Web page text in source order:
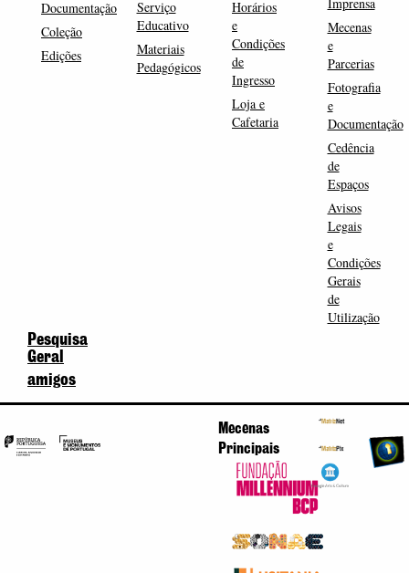
Documentação
Coleção
Edições
Serviço
Educativo
Materiais
Pedagógicos
Horários
e
Condições
de
Ingresso
Loja e
Cafetaria
Mecenas
e
Parcerias
Fotografia
e
Documentação
Cedência
de
Espaços
Avisos
Legais
e
Condições
Gerais
de
Utilização
Pesquisa
Geral
amigos
Mecenas
Principais